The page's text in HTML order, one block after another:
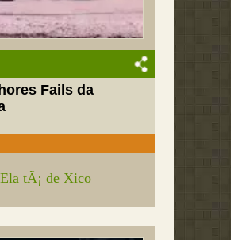
Fails da
Ela tÃ¡ de Xico